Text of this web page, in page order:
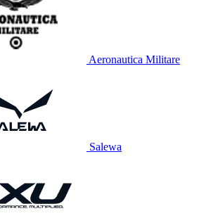
Aeronautica Militare
Salewa